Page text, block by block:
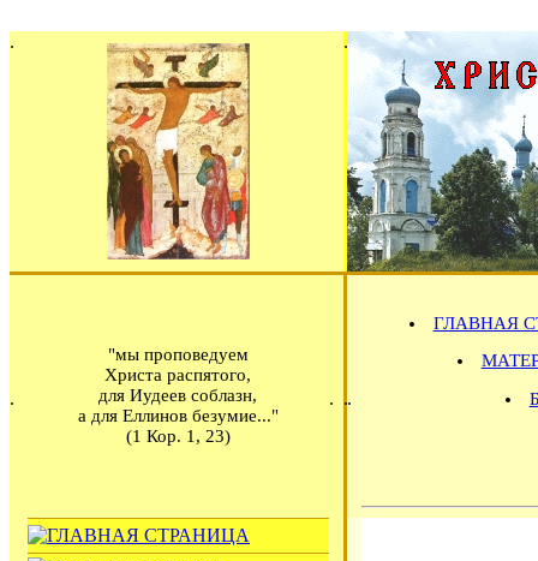
"мы проповедуем
Христа распятого,
для Иудеев соблазн,
а для Еллинов безумие..."
(1 Кор. 1, 23)
ГЛАВНАЯ